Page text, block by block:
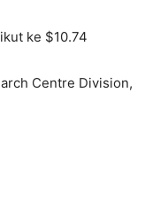
ke $10.74
Centre Division,